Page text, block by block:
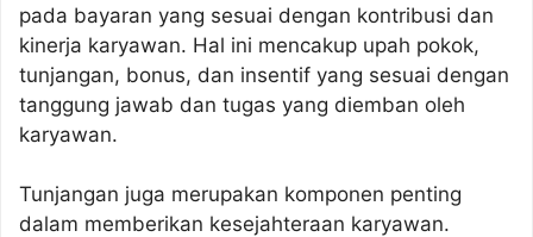
pada bayaran yang sesuai dengan kontribusi dan
kinerja karyawan. Hal ini mencakup upah pokok,
tunjangan, bonus, dan insentif yang sesuai dengan
tanggung jawab dan tugas yang diemban oleh
karyawan.
Tunjangan juga merupakan komponen penting
dalam memberikan kesejahteraan karyawan.